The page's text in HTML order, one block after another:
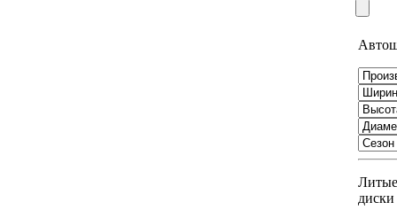
Литые
диски